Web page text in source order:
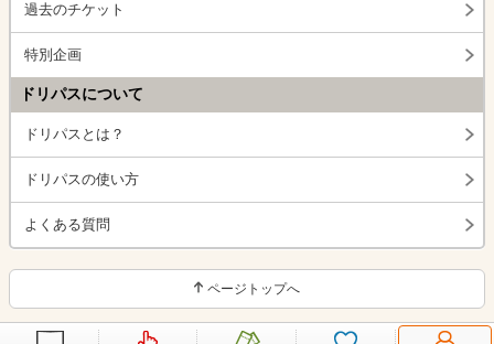
過去のチケット
特別企画
ドリパスについて
ドリパスとは？
ドリパスの使い方
よくある質問
ページトップへ